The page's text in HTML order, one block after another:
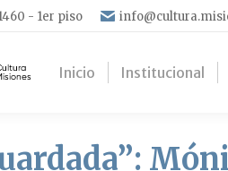
- 1er piso
Inicio Institucional